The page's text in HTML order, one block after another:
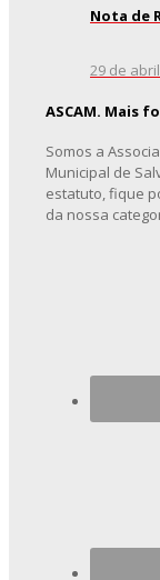
Nota de
29 de
ASCAM. Mais
Somos a
Municipal de
estatuto, fique
da nossa